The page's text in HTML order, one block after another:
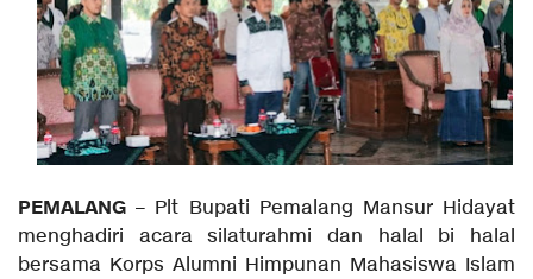
PEMALANG – Plt Bupati Pemalang Mansur Hidayat
menghadiri acara silaturahmi dan halal bi halal
bersama Korps Alumni Himpunan Mahasiswa Islam